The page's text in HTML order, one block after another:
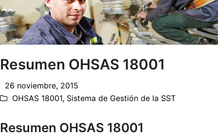
Buscar Enviar
Resumen OHSAS 18001
26 noviembre, 2015
OHSAS 18001, Sistema de Gestión de la SST
Resumen OHSAS 18001